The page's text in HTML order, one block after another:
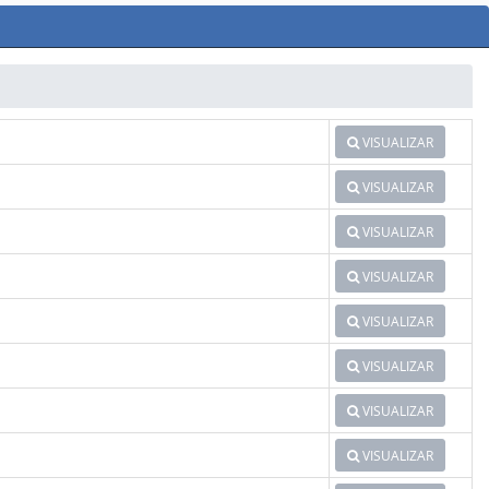
VISUALIZAR
VISUALIZAR
VISUALIZAR
VISUALIZAR
VISUALIZAR
VISUALIZAR
VISUALIZAR
VISUALIZAR